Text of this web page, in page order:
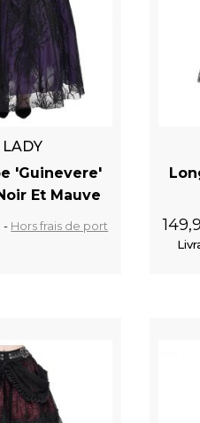
LADY
'Guinevere'
Et Mauve
Hors frais de port